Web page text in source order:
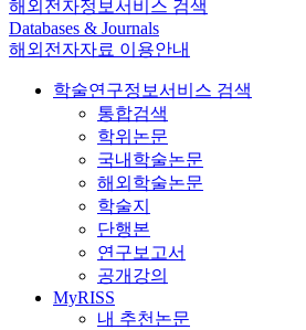
해외전자정보서비스 검색
Databases & Journals
해외전자자료 이용안내
학술연구정보서비스 검색
통합검색
학위논문
국내학술논문
해외학술논문
학술지
단행본
연구보고서
공개강의
MyRISS
내 추천논문